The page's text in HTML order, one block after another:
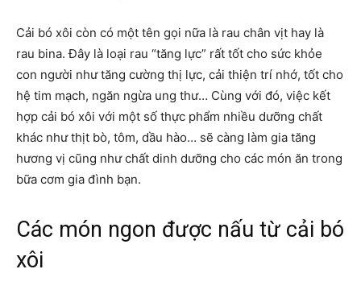
Cải bó xôi còn có một tên gọi nữa là rau chân vịt hay là
rau bina. Đây là loại rau “tăng lực” rất tốt cho sức khỏe
con người như tăng cường thị lực, cải thiện trí nhớ, tốt cho
hệ tim mạch, ngăn ngừa ung thư… Cùng với đó, việc kết
hợp cải bó xôi với một số thực phẩm nhiều dưỡng chất
khác như thịt bò, tôm, dầu hào… sẽ càng làm gia tăng
hương vị cũng như chất dinh dưỡng cho các món ăn trong
bữa cơm gia đình bạn.
Các món ngon được nấu từ cải bó
xôi